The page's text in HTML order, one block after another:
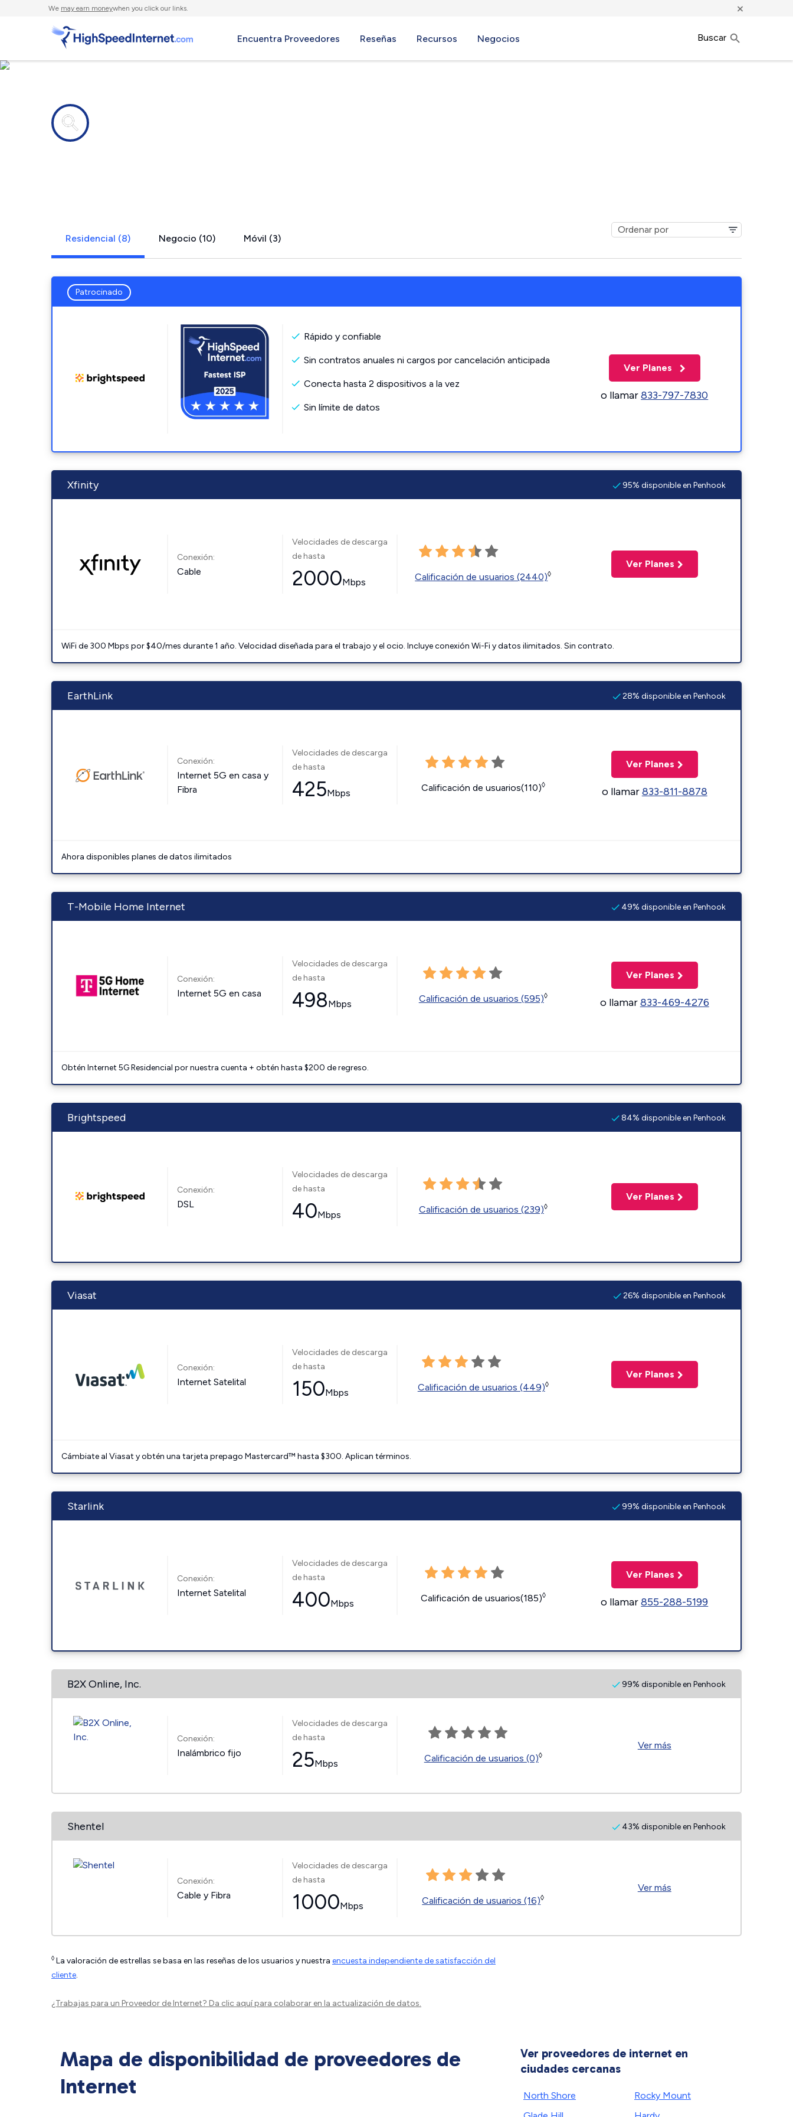
We may earn moneywhen you click our links. ×
Encuentra Proveedores Reseñas Recursos Negocios Buscar
Residencial (8) Negocio (10) Móvil (3)
Patrocinado
Rápido y confiable
Sin contratos anuales ni cargos por cancelación anticipada
Conecta hasta 2 dispositivos a la vez
Sin límite de datos
Ver Planes
o llamar833-797-7830
Xfinity 95% disponible en Penhook
Conexión:
Cable
Velocidades de descarga
de hasta
2000Mbps Calificación de usuarios (2440)◊
Ver Planes
WiFi de 300 Mbps por $40/mes durante 1 año. Velocidad diseñada para el trabajo y el ocio. Incluye conexión Wi-Fi y datos ilimitados. Sin contrato.
EarthLink 28% disponible en Penhook
Conexión:
Internet 5G en casa y
Fibra
Velocidades de descarga
de hasta
425Mbps Calificación de usuarios(110)◊
Ver Planes
o llamar833-811-8878
Ahora disponibles planes de datos ilimitados
T-Mobile Home Internet 49% disponible en Penhook
Conexión:
Internet 5G en casa
Velocidades de descarga
de hasta
498Mbps Calificación de usuarios (595)◊
Ver Planes
o llamar833-469-4276
Obtén Internet 5G Residencial por nuestra cuenta + obtén hasta $200 de regreso.
Brightspeed 84% disponible en Penhook
Conexión:
DSL
Velocidades de descarga
de hasta
40Mbps Calificación de usuarios (239)◊
Ver Planes
Viasat 26% disponible en Penhook
Conexión:
Internet Satelital
Velocidades de descarga
de hasta
150Mbps Calificación de usuarios (449)◊
Ver Planes
Cámbiate al Viasat y obtén una tarjeta prepago Mastercard™ hasta $300. Aplican términos.
Starlink 99% disponible en Penhook
Conexión:
Internet Satelital
Velocidades de descarga
de hasta
400Mbps Calificación de usuarios(185)◊
Ver Planes
o llamar855-288-5199
B2X Online, Inc. 99% disponible en Penhook
Conexión:
Inalámbrico fijo
Velocidades de descarga
de hasta
25Mbps Calificación de usuarios (0)◊
Ver más
Shentel 43% disponible en Penhook
Conexión:
Cable y Fibra
Velocidades de descarga
de hasta
1000Mbps Calificación de usuarios (16)◊
Ver más
◊ La valoración de estrellas se basa en las reseñas de los usuarios y nuestra encuesta independiente de satisfacción del
cliente.
¿Trabajas para un Proveedor de Internet? Da clic aquípara colaborar en la actualización de datos.
Mapa de disponibilidad de proveedores de
Internet
Ver proveedores de internet en
ciudades cercanas
North Shore
Rocky Mount